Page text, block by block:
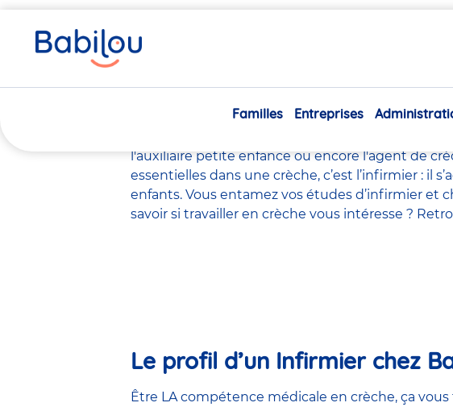
Familles Entreprises
êtes
ici
nombreux métiersdans le milieu de
l'auxiliaire petite enfanceou encorel'agent de
essentielles dans une crèche, c’est l’infirmier : il
enfants. Vous entamez vos études d’infirmier et
savoir si travailler en crèche vous intéresse ?
Le profil d’un Infirmier chez
Être LA compétence médicale en crèche, ça